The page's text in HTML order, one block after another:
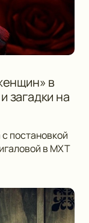
в
загадки на
постановкой
в МХТ